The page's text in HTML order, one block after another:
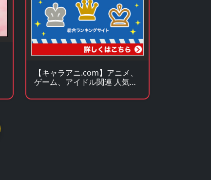
【キャラアニ.com】アニメ、
ゲーム、アイドル関連 人気グ